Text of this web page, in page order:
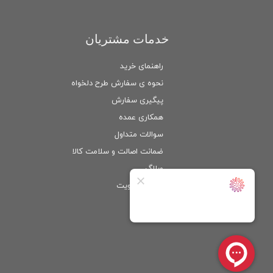
راهنمای خرید
نحوه ی سفارش طرح دلخواه
پیگیری سفارش
همکاری عمده
سوالات متداول
ضمانت اصالت و سلامت كالا
وبلاگ
خدمات مشتریان
عضویت